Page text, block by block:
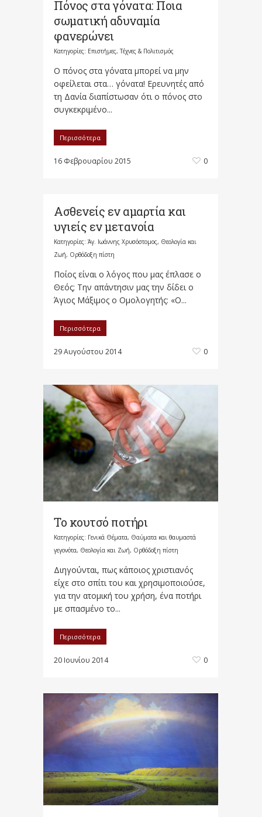
Πόνος στα γόνατα: Ποια
σωματική αδυναμία
φανερώνει
Κατηγορίες: Επιστήμες, Τέχνες & Πολιτισμός
Ο πόνος στα γόνατα μπορεί να μην
οφείλεται στα… γόνατα! Ερευνητές από
τη Δανία διαπίστωσαν ότι ο πόνος στο
συγκεκριμένο...
Περισσότερα
16 Φεβρουαρίου 2015 0
Ασθενείς εν αμαρτία και
υγιείς εν μετανοία
Κατηγορίες: Άγ. Ιωάννης Χρυσόστομος, Θεολογία και
Ζωή, Ορθόδοξη πίστη
Ποίος είναι ο λόγος που μας έπλασε ο
Θεός; Την απάντησιν μας την δίδει ο
Άγιος Μάξιμος ο Ομολογητής: «Ο...
Περισσότερα
29 Αυγούστου 2014 0
Το κουτσό ποτήρι
Κατηγορίες: Γενικά Θέματα, Θαύματα και θαυμαστά
γεγονότα, Θεολογία και Ζωή, Ορθόδοξη πίστη
Διηγούνται, πως κάποιος χριστιανός
είχε στο σπίτι του και χρησιμοποιούσε,
για την ατομική του χρήση, ένα ποτήρι
με σπασμένο το...
Περισσότερα
20 Ιουνίου 2014 0